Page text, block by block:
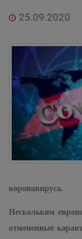
25.09.2020
коронавируса.
Нескольким
отмененные